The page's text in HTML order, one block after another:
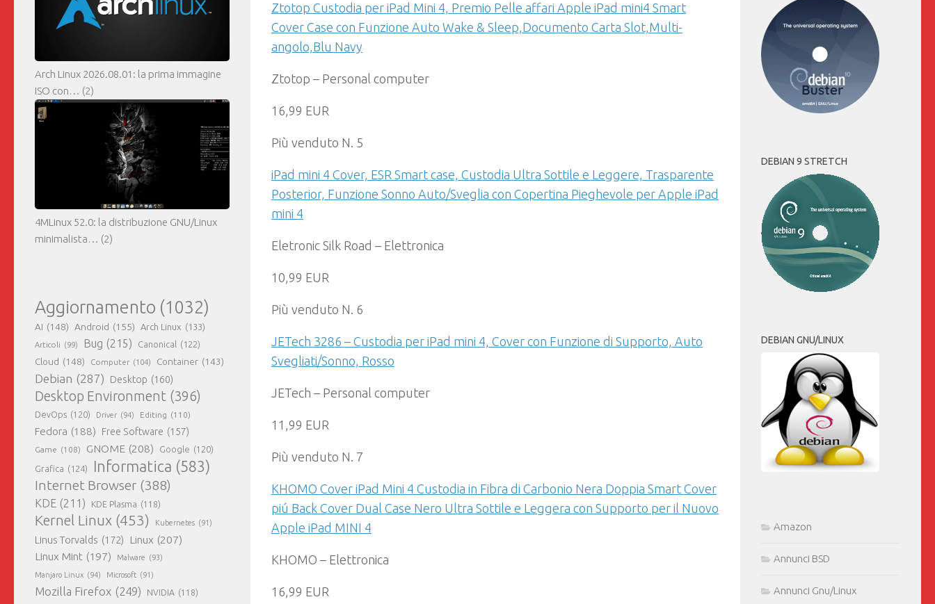
Ztotop Custodia per iPad Mini 4, Premio Pelle affari Apple iPad mini4 Smart
Cover Case con Funzione Auto Wake & Sleep,Documento Carta Slot,Multi-
angolo,Blu Navy
Ztotop – Personal computer
16,99 EUR
Più venduto N. 5
iPad mini 4 Cover, ESR Smart case, Custodia Ultra Sottile e Leggere, Trasparente
Posterior, Funzione Sonno Auto/Sveglia con Copertina Pieghevole per Apple iPad
mini 4
Eletronic Silk Road – Elettronica
10,99 EUR
Più venduto N. 6
JETech 3286 – Custodia per iPad mini 4, Cover con Funzione di Supporto, Auto
Svegliati/Sonno, Rosso
JETech – Personal computer
11,99 EUR
Più venduto N. 7
KHOMO Cover iPad Mini 4 Custodia in Fibra di Carbonio Nera Doppia Smart Cover
piú Back Cover Dual Case Nero Ultra Sottile e Leggera con Supporto per il Nuovo
Apple iPad MINI 4
KHOMO – Elettronica
16,99 EUR
Arch Linux 2026.08.01: la prima immagine
ISO con… (2)
4MLinux 52.0: la distribuzione GNU/Linux
minimalista… (2)
Aggiornamento (1032)
AI (148) Android (155) Arch Linux (133)
Articoli (99) Bug (215) Canonical (122)
Cloud (148) Computer (104) Container (143)
Debian (287) Desktop (160)
Desktop Environment (396)
DevOps (120) Driver (94) Editing (110)
Fedora (188) Free Software (157)
Game (108) GNOME (208) Google (120)
Grafica (124) Informatica (583)
Internet Browser (388)
KDE (211) KDE Plasma (118)
Kernel Linux (453) Kubernetes (91)
Linus Torvalds (172) Linux (207)
Linux Mint (197) Malware (93)
Manjaro Linux (94) Microsoft (91)
Mozilla Firefox (249) NVIDIA (118)
DEBIAN 9 STRETCH
DEBIAN GNU/LINUX
Amazon
Annunci BSD
Annunci Gnu/Linux